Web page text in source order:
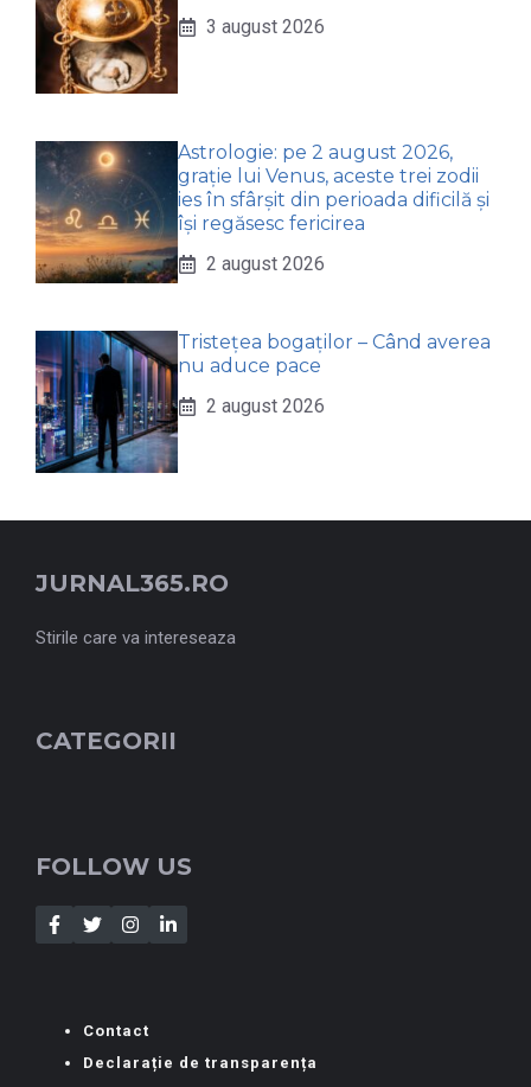
3 august 2026
Astrologie: pe 2 august 2026,
grație lui Venus, aceste trei zodii
ies în sfârșit din perioada dificilă și
își regăsesc fericirea
2 august 2026
Tristețea bogaților – Când averea
nu aduce pace
2 august 2026
JURNAL365.RO
Stirile care va intereseaza
CATEGORII
FOLLOW US
Contact
Declarație de transparența